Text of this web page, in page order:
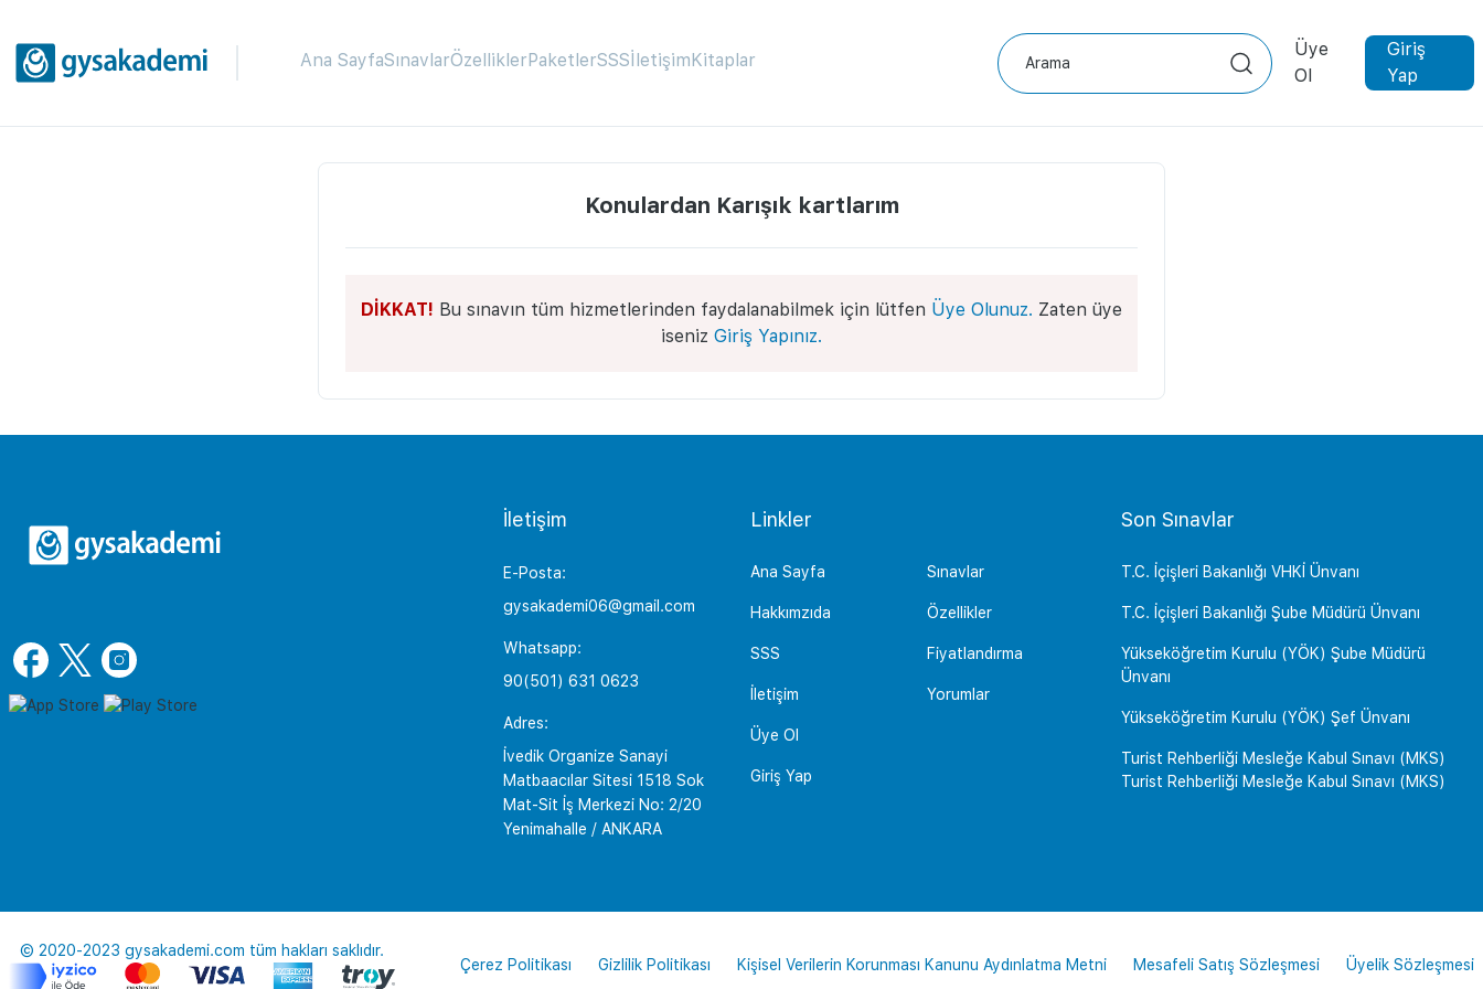
Ana SayfaSınavlarÖzelliklerPaketlerSSSİletişimKitaplar
Üye
Ol
Giriş
Yap
Konulardan Karışık kartlarım
DİKKAT! Bu sınavın tüm hizmetlerinden faydalanabilmek için lütfen Üye Olunuz. Zaten üye
iseniz Giriş Yapınız.
İletişim
E-Posta:
gysakademi06@gmail.com
Whatsapp:
90(501) 631 0623
Adres:
İvedik Organize Sanayi
Matbaacılar Sitesi 1518 Sok
Mat-Sit İş Merkezi No: 2/20
Yenimahalle / ANKARA
Linkler
Ana Sayfa
Hakkımzıda
SSS
İletişim
Üye Ol
Giriş Yap
Sınavlar
Özellikler
Fiyatlandırma
Yorumlar
Son Sınavlar
T.C. İçişleri Bakanlığı VHKİ Ünvanı
T.C. İçişleri Bakanlığı Şube Müdürü Ünvanı
Yükseköğretim Kurulu (YÖK) Şube Müdürü
Ünvanı
Yükseköğretim Kurulu (YÖK) Şef Ünvanı
Turist Rehberliği Mesleğe Kabul Sınavı (MKS)
Turist Rehberliği Mesleğe Kabul Sınavı (MKS)
© 2020-2023 gysakademi.com tüm hakları saklıdır.
Çerez Politikası
Gizlilik Politikası Kişisel Verilerin Korunması Kanunu Aydınlatma Metni Mesafeli Satış Sözleşmesi Üyelik Sözleşmesi